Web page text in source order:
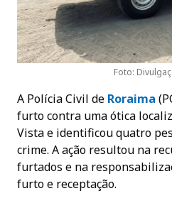
Foto:
A Polícia Civil de Roraima
furto contra uma ótica
Vista e identificou quatro
crime. A ação resultou na
furtados e na
furto e receptação.